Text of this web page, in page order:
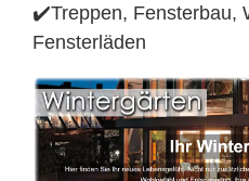
✔️Treppen, Fensterbau,
Fensterläden